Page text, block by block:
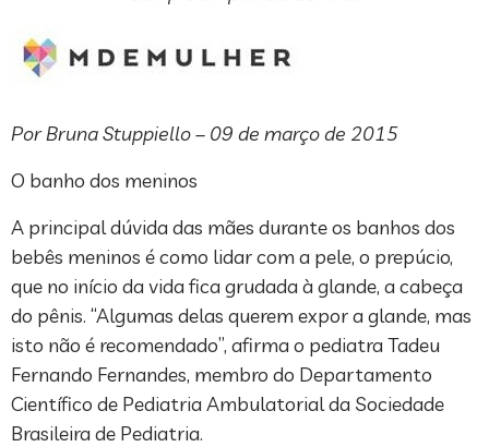
Por Bruna Stuppiello – 09 de março de 2015
O banho dos meninos
A principal dúvida das mães durante os banhos dos
bebês meninos é como lidar com a pele, o prepúcio,
que no início da vida fica grudada à glande, a cabeça
do pênis. “Algumas delas querem expor a glande, mas
isto não é recomendado”, afirma o pediatra Tadeu
Fernando Fernandes, membro do Departamento
Científico de Pediatria Ambulatorial da Sociedade
Brasileira de Pediatria.